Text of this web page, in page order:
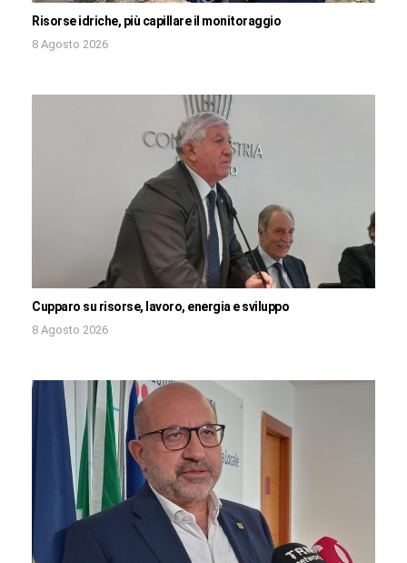
Risorse idriche, più capillare il monitoraggio
8 Agosto 2026
Cupparo su risorse, lavoro, energia e sviluppo
8 Agosto 2026